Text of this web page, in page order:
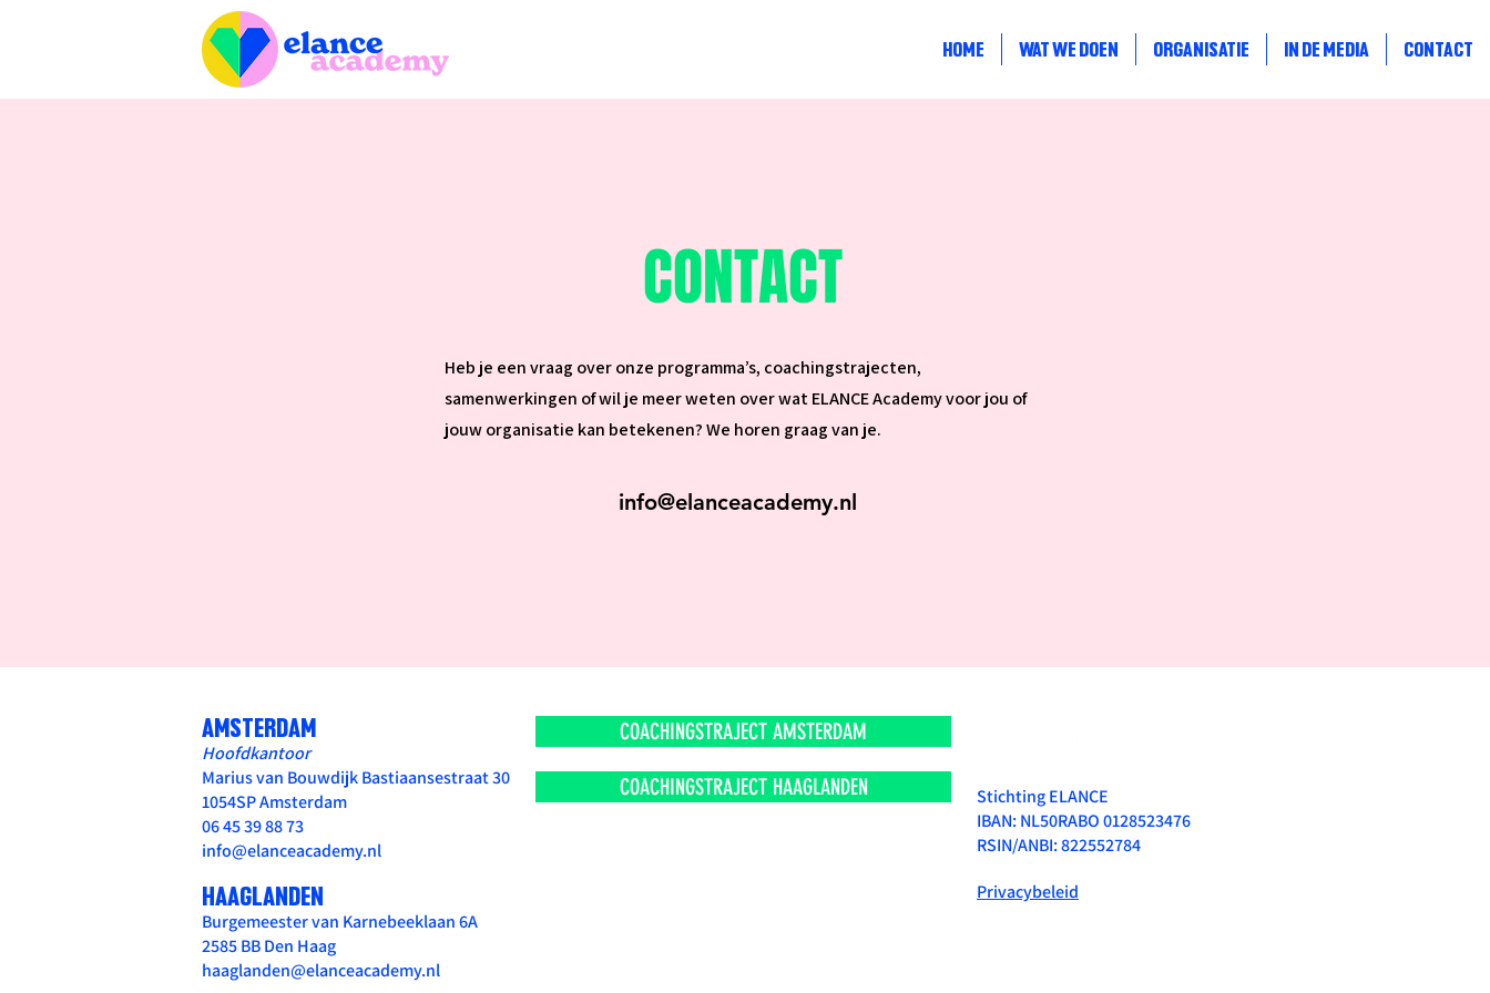
HOME WAT WE DOEN ORGANISATIE IN DE MEDIA CONTACT
CONTACT
Heb je een vraag over onze programma’s, coachingstrajecten,
samenwerkingen of wil je meer weten over wat ELANCE Academy voor jou of
jouw organisatie kan betekenen? We horen graag van je.
info@elanceacademy.nl
AMSTERDAM
Hoofdkantoor
Marius van Bouwdijk Bastiaansestraat 30
1054SP Amsterdam
06 45 39 88 73
info@elanceacademy.nl
HAAGLANDEN
Burgemeester van Karnebeeklaan 6A
2585 BB Den Haag
haaglanden@elanceacademy.nl
COACHINGSTRAJECT AMSTERDAM
COACHINGSTRAJECT HAAGLANDEN
Stichting ELANCE
IBAN: NL50RABO 0128523476
RSIN/ANBI: 822552784
Privacybeleid